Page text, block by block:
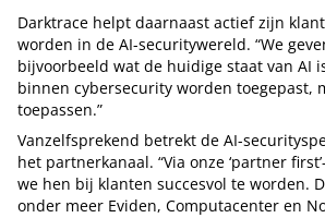
Darktrace helpt daarnaast actief zijn
worden in de AI-securitywereld. “We
bijvoorbeeld wat de huidige staat van AI
binnen cybersecurity worden toegepast,
toepassen.”
Vanzelfsprekend betrekt de AI-
het partnerkanaal. “Via onze ‘partner
we hen bij klanten succesvol te worden.
onder meer Eviden, Computacenter en